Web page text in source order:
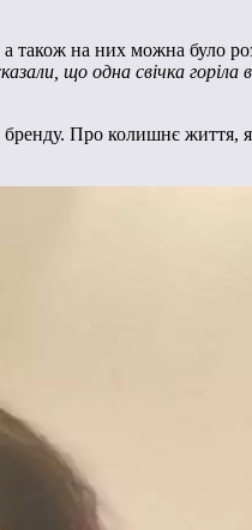
також на них можна було
що одна свічка горіла
Про колишнє життя,